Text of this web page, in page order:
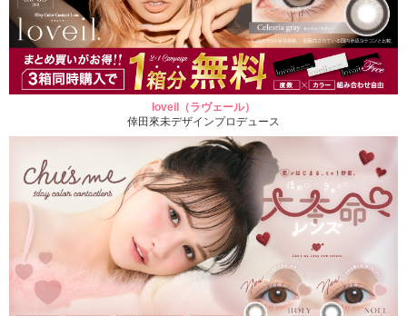
loveil（ラヴェール）
倖田來未デザインプロデュース